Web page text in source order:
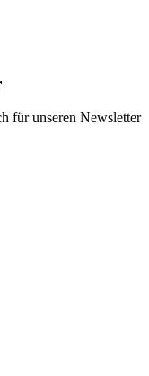
für unseren Newsletter